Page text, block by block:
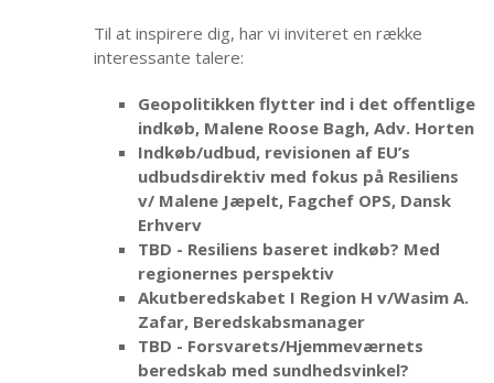
Til at inspirere dig, har vi inviteret en række
interessante talere:
Geopolitikken flytter ind i det offentlige
indkøb, Malene Roose Bagh, Adv. Horten
Indkøb/udbud, revisionen af EU’s
udbudsdirektiv med fokus på Resiliens
v/ Malene Jæpelt, Fagchef OPS, Dansk
Erhverv
TBD - Resiliens baseret indkøb? Med
regionernes perspektiv
Akutberedskabet I Region H v/Wasim A.
Zafar, Beredskabsmanager
TBD - Forsvarets/Hjemmeværnets
beredskab med sundhedsvinkel?